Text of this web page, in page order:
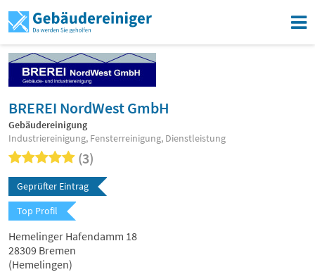
BREREI NordWest GmbH
Gebäudereinigung
Industriereinigung, Fensterreinigung, Dienstleistung
(3)
Geprüfter Eintrag
Top Profil
Hemelinger Hafendamm 18
28309 Bremen
(Hemelingen)